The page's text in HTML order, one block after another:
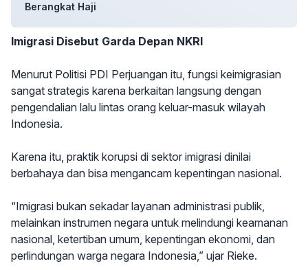
Berangkat Haji
Imigrasi Disebut Garda Depan NKRI
Menurut Politisi PDI Perjuangan itu, fungsi keimigrasian
sangat strategis karena berkaitan langsung dengan
pengendalian lalu lintas orang keluar-masuk wilayah
Indonesia.
Karena itu, praktik korupsi di sektor imigrasi dinilai
berbahaya dan bisa mengancam kepentingan nasional.
“Imigrasi bukan sekadar layanan administrasi publik,
melainkan instrumen negara untuk melindungi keamanan
nasional, ketertiban umum, kepentingan ekonomi, dan
perlindungan warga negara Indonesia,” ujar Rieke.